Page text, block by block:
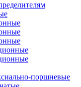
поршневые